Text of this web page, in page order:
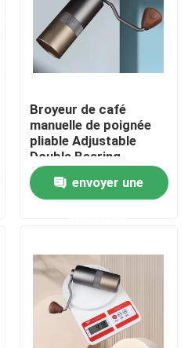
Broyeur de café
manuelle de poignée
pliable Adjustable
Double Bearing
envoyer une